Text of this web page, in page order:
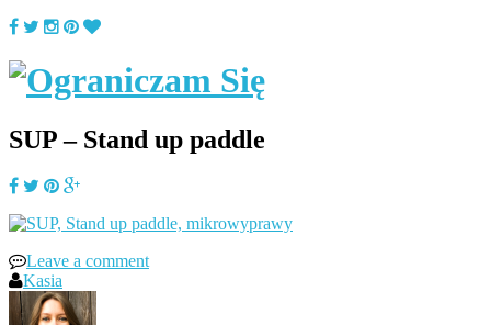
SUP – Stand up paddle
Leave a comment
Kasia